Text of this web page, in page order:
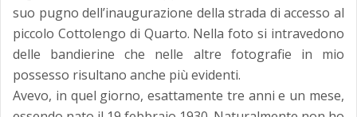
suo pugno dell’inaugurazione della strada di accesso al
piccolo Cottolengo di Quarto. Nella foto si intravedono
delle bandierine che nelle altre fotografie in mio
possesso risultano anche più evidenti.
Avevo, in quel giorno, esattamente tre anni e un mese,